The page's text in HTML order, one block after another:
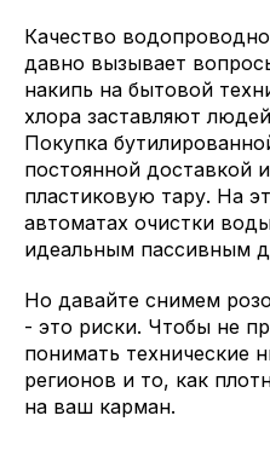
Качество
давно вызывает
накипь на бытовой
хлора заставляют
Покупка
постоянной доставкой
пластиковую тару. На
автоматах очистки
идеальным пассивным
Но давайте снимем
- это риски. Чтобы не
понимать технические
регионов и то, как
на ваш карман.